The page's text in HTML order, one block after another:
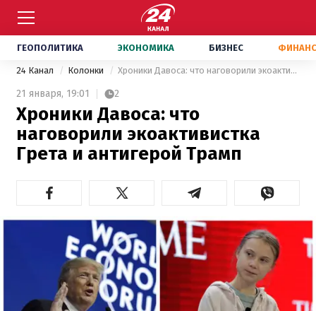
ГЕОПОЛИТИКА ЭКОНОМИКА БИЗНЕС
24 Канал Колонки Хроники Давоса: что наговорили экоактивистка Грета и антигерой Трамп
21 января, 19:01 2
Хроники Давоса: что
наговорили экоактивистка
Грета и антигерой Трамп